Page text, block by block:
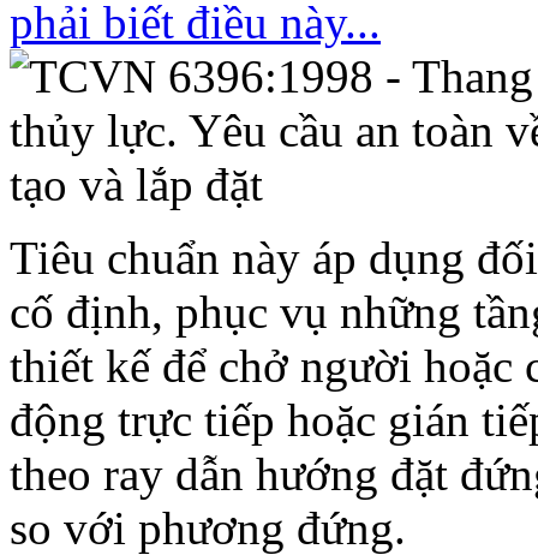
Tiêu chuẩn này áp dụng
cố định, phục vụ những
thiết kế để chở người hoặc
động trực tiếp hoặc gián
theo ray dẫn hướng đặt
so với phương đứng.